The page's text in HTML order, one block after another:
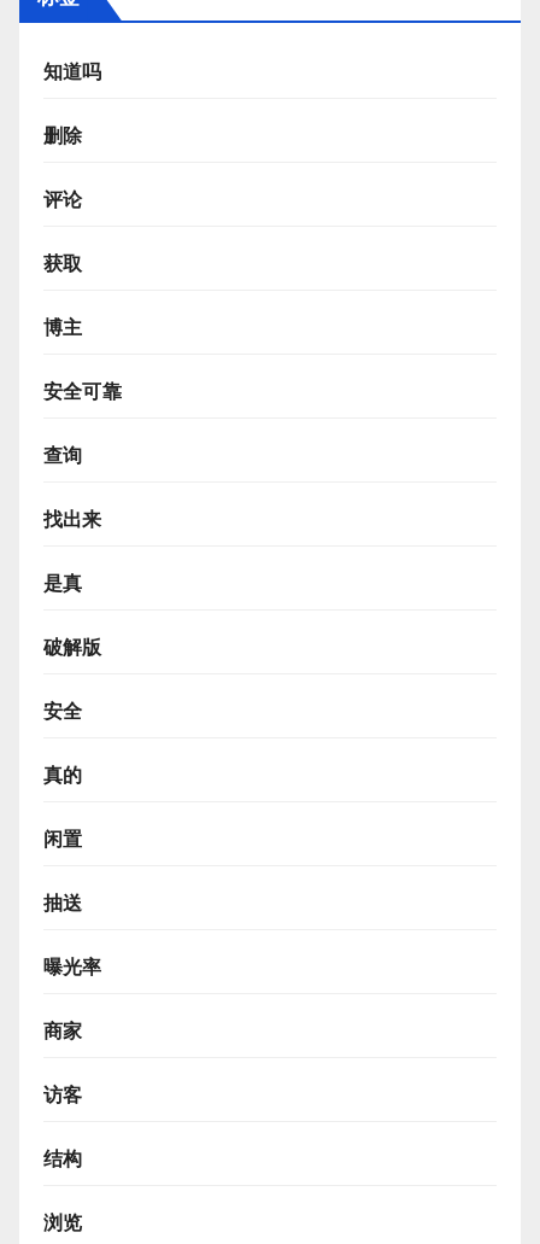
知道吗
删除
评论
获取
博主
安全可靠
查询
找出来
是真
破解版
安全
真的
闲置
抽送
曝光率
商家
访客
结构
浏览